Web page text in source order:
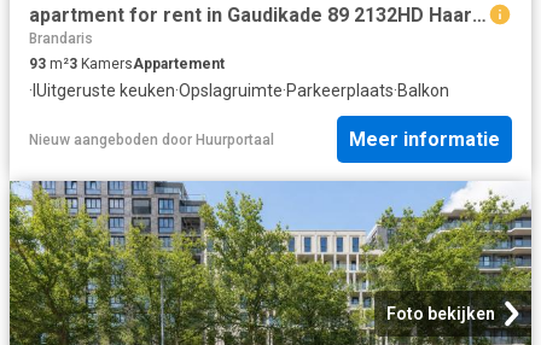
apartment for rent in Gaudikade 89 2132HD Haarlemmermeer Hoofddorp Hyde Park Hoofddorp
Brandaris
93 m²3 KamersAppartement
· IUitgeruste keuken·Opslagruimte·Parkeerplaats·Balkon
Nieuw aangeboden door Huurportaal Meer informatie
Foto bekijken